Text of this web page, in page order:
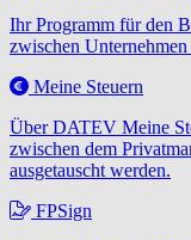
Ihr Programm für den
zwischen
Meine Steuern
Über DATEV Meine
zwischen dem
ausgetauscht werden.
FPSign